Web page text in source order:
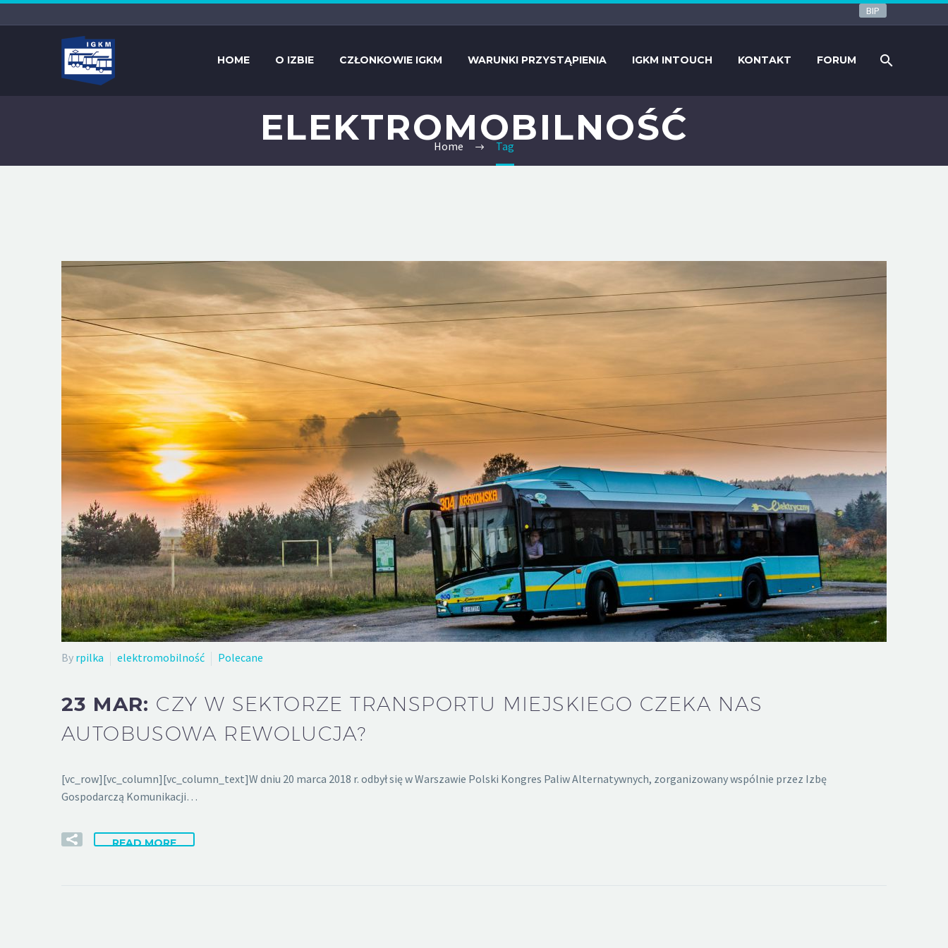
BIP
HOME O IZBIE CZŁONKOWIE IGKM WARUNKI PRZYSTĄPIENIA IGKM INTOUCH KONTAKT FORUM
ELEKTROMOBILNOŚĆ
Home Tag
By rpilka elektromobilność Polecane
23 MAR: CZY W SEKTORZE TRANSPORTU MIEJSKIEGO CZEKA NAS
AUTOBUSOWA REWOLUCJA?
[vc_row][vc_column][vc_column_text]W dniu 20 marca 2018 r. odbył się w Warszawie Polski Kongres Paliw Alternatywnych, zorganizowany wspólnie przez Izbę
Gospodarczą Komunikacji…
READ MORE